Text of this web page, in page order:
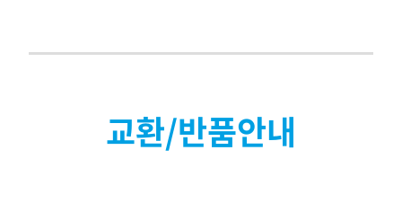
교환/반품안내